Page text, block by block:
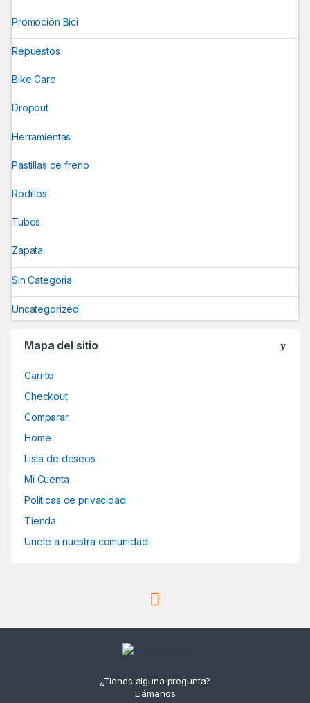
Promoción Bici
Repuestos
Bike Care
Dropout
Herramientas
Pastillas de freno
Rodillos
Tubos
Zapata
Sin Categoria
Uncategorized
Mapa del sitio
Carrito
Checkout
Comparar
Home
Lista de deseos
Mi Cuenta
Politicas de privacidad
Tienda
Unete a nuestra comunidad
¿Tienes alguna pregunta?
Llámanos